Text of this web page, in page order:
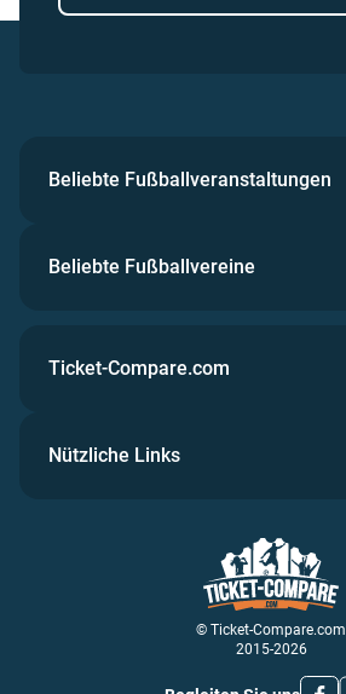
Beliebte Fußballveranstaltungen
Beliebte Fußballvereine
© Ticket-Compare.com
2015-2026
Ticket-Compare.com
Nützliche Links